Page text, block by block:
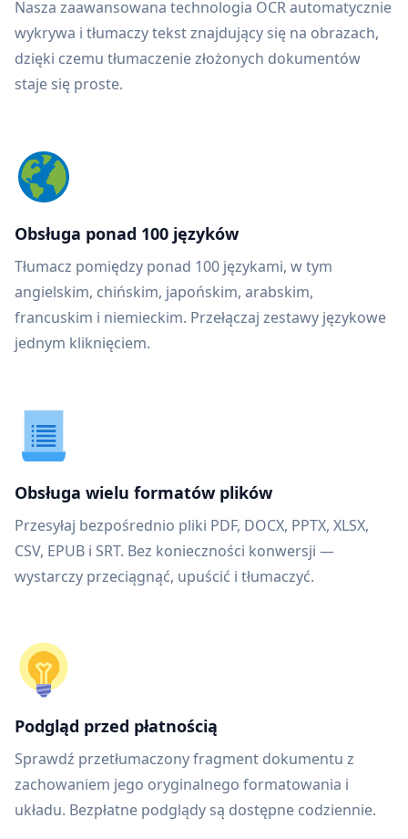
Nasza zaawansowana technologia OCR automatycznie
wykrywa i tłumaczy tekst znajdujący się na obrazach,
dzięki czemu tłumaczenie złożonych dokumentów
staje się proste.
Obsługa ponad 100 języków
Tłumacz pomiędzy ponad 100 językami, w tym
angielskim, chińskim, japońskim, arabskim,
francuskim i niemieckim. Przełączaj zestawy językowe
jednym kliknięciem.
Obsługa wielu formatów plików
Przesyłaj bezpośrednio pliki PDF, DOCX, PPTX, XLSX,
CSV, EPUB i SRT. Bez konieczności konwersji —
wystarczy przeciągnąć, upuścić i tłumaczyć.
Podgląd przed płatnością
Sprawdź przetłumaczony fragment dokumentu z
zachowaniem jego oryginalnego formatowania i
układu. Bezpłatne podglądy są dostępne codziennie.